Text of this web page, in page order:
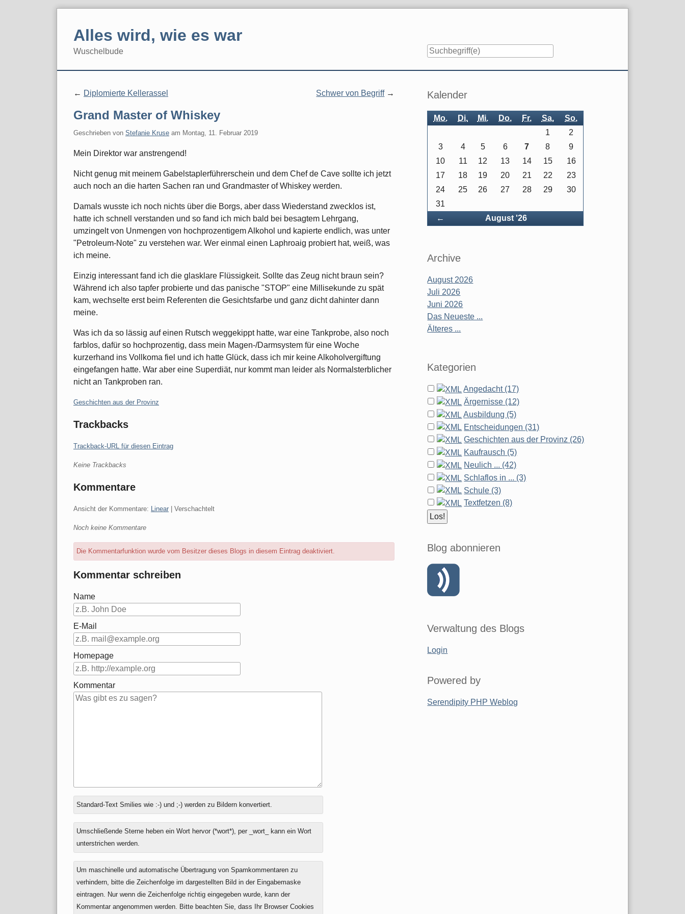
Alles wird, wie es war
Wuschelbude
Diplomierte Kellerassel Schwer von Begriff
Grand Master of Whiskey
Geschrieben von Stefanie Kruse am Montag, 11. Februar 2019
Mein Direktor war anstrengend!
Nicht genug mit meinem Gabelstaplerführerschein und dem Chef de Cave sollte ich jetzt
auch noch an die harten Sachen ran und Grandmaster of Whiskey werden.
Damals wusste ich noch nichts über die Borgs, aber dass Wiederstand zwecklos ist,
hatte ich schnell verstanden und so fand ich mich bald bei besagtem Lehrgang,
umzingelt von Unmengen von hochprozentigem Alkohol und kapierte endlich, was unter
"Petroleum-Note" zu verstehen war. Wer einmal einen Laphroaig probiert hat, weiß, was
ich meine.
Einzig interessant fand ich die glasklare Flüssigkeit. Sollte das Zeug nicht braun sein?
Während ich also tapfer probierte und das panische "STOP" eine Millisekunde zu spät
kam, wechselte erst beim Referenten die Gesichtsfarbe und ganz dicht dahinter dann
meine.
Was ich da so lässig auf einen Rutsch weggekippt hatte, war eine Tankprobe, also noch
farblos, dafür so hochprozentig, dass mein Magen-/Darmsystem für eine Woche
kurzerhand ins Vollkoma fiel und ich hatte Glück, dass ich mir keine Alkoholvergiftung
eingefangen hatte. War aber eine Superdiät, nur kommt man leider als Normalsterblicher
nicht an Tankproben ran.
Kategorien:
Geschichten aus der Provinz
Trackbacks
Trackback-URL für diesen Eintrag
Keine Trackbacks
Kommentare
Ansicht der Kommentare: Linear | Verschachtelt
Noch keine Kommentare
Die Kommentarfunktion wurde vom Besitzer dieses Blogs in diesem Eintrag deaktiviert.
Kommentar schreiben
Name
E-Mail
Homepage
Kommentar
Antwort
zu
Standard-Text Smilies wie :-) und ;-) werden zu Bildern konvertiert.
Umschließende Sterne heben ein Wort hervor (*wort*), per _wort_ kann ein Wort
unterstrichen werden.
Um maschinelle und automatische Übertragung von Spamkommentaren zu
verhindern, bitte die Zeichenfolge im dargestellten Bild in der Eingabemaske
eintragen. Nur wenn die Zeichenfolge richtig eingegeben wurde, kann der
Kommentar angenommen werden. Bitte beachten Sie, dass Ihr Browser Cookies
Seitenleiste
Kalender
Mo. Di. Mi. Do. Fr. Sa. So.
← August '26
1
2
3
4 5 6 7 8
9
10
11 12 13 14 15
16
17
18 19 20 21 22
23
24
25 26 27 28 29
30
31
Archive
August 2026
Juli 2026
Juni 2026
Das Neueste ...
Älteres ...
Kategorien
Angedacht (17)
Ärgernisse (12)
Ausbildung (5)
Entscheidungen (31)
Geschichten aus der Provinz (26)
Kaufrausch (5)
Neulich ... (42)
Schlaflos in ... (3)
Schule (3)
Textfetzen (8)
Blog abonnieren
Verwaltung des Blogs
Login
Powered by
Serendipity PHP Weblog